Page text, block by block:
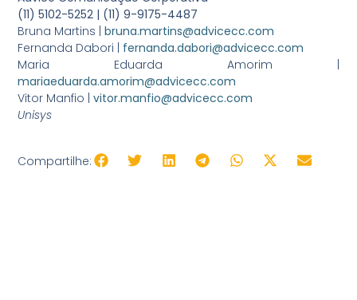
(11) 5102-5252 | (11) 9-9175-4487
Bruna Martins |bruna.martins@advicecc.com
Fernanda Dabori | fernanda.dabori@advicecc.com
Maria Eduarda Amorim |
mariaeduarda.amorim@advicecc.com
Vitor Manfio |vitor.manfio@advicecc.com
Unisys
Compartilhe: